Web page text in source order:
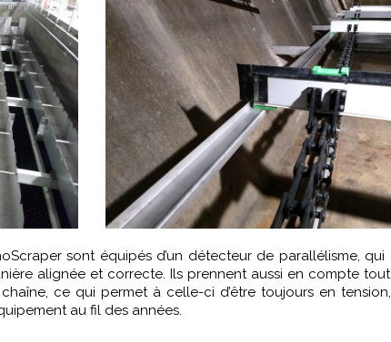
sont équipés d’un détecteur de parallélisme, qui
alignée et correcte. Ils prennent aussi en compte
ce qui permet à celle-ci d’être toujours en
au fil des années.